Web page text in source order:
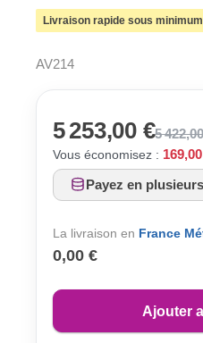
Livraison rapide sous
AV214
5 253,00 €5
Vous économisez :
Payez en
La livraison en France
0,00 €
Ajouter